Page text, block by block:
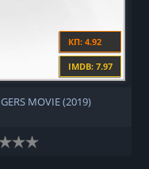
КП: 4.92
IMDB: 7.97
MOVIE (2019)